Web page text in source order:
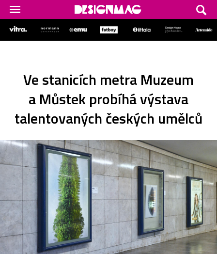
Ve stanicích metra Muzeum
a Můstek probíhá výstava
talentovaných českých umělců